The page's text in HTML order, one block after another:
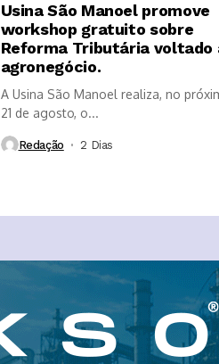
Usina São Manoel promove
workshop gratuito sobre
Reforma Tributária voltado
agronegócio.
A Usina São Manoel realiza, no
21 de agosto, o...
Redação 2 Dias ⁮